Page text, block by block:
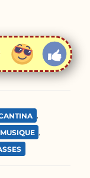
,
MUSIQUE ,